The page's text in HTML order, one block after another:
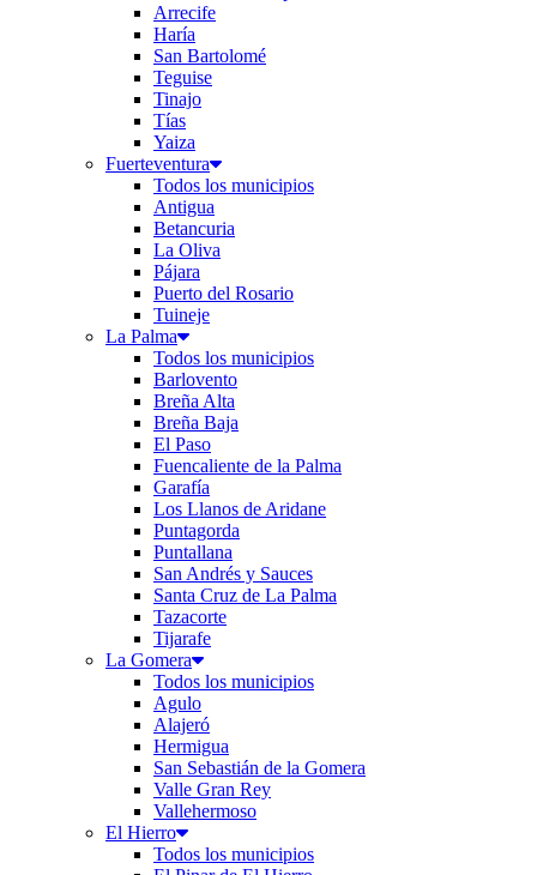
Arrecife
Haría
San Bartolomé
Teguise
Tinajo
Tías
Yaiza
Fuerteventura
Todos los municipios
Antigua
Betancuria
La Oliva
Pájara
Puerto del Rosario
Tuineje
La Palma
Todos los municipios
Barlovento
Breña Alta
Breña Baja
El Paso
Fuencaliente de la Palma
Garafía
Los Llanos de Aridane
Puntagorda
Puntallana
San Andrés y Sauces
Santa Cruz de La Palma
Tazacorte
Tijarafe
La Gomera
Todos los municipios
Agulo
Alajeró
Hermigua
San Sebastián de la Gomera
Valle Gran Rey
Vallehermoso
El Hierro
Todos los municipios